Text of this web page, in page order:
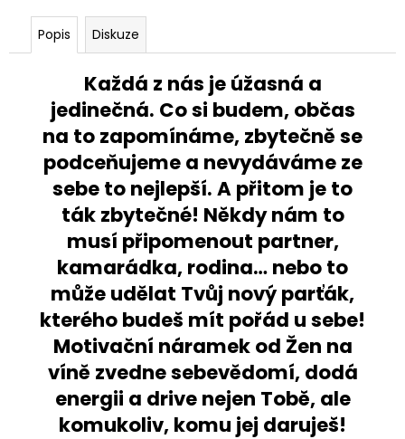
Popis Diskuze
Každá z nás je úžasná a
jedinečná. Co si budem, občas
na to zapomínáme, zbytečně se
podceňujeme a nevydáváme ze
sebe to nejlepší. A přitom je to
ták zbytečné! Někdy nám to
musí připomenout partner,
kamarádka, rodina… nebo to
může udělat Tvůj nový parťák,
kterého budeš mít pořád u sebe!
Motivační náramek od Žen na
víně zvedne sebevědomí, dodá
energii a drive nejen Tobě, ale
komukoliv, komu jej daruješ!